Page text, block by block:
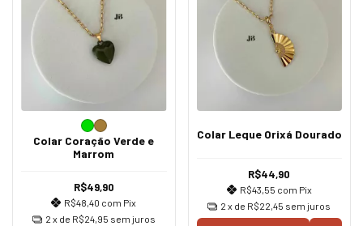
Colar Coração Verde e
Marrom
R$49,90
R$48,40 com Pix
2 x de R$24,95 sem juros
Colar Leque Orixá Dourado
R$44,90
R$43,55 com Pix
2 x de R$22,45 sem juros